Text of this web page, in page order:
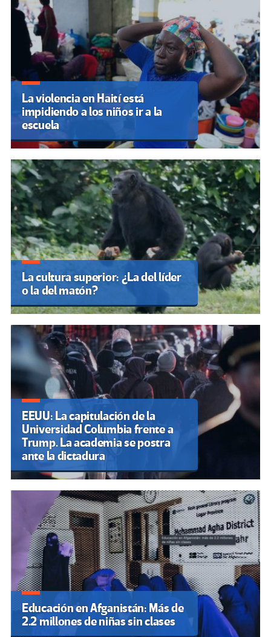
La violencia en Haití está
impidiendo a los niños ir a la
escuela
La cultura superior: ¿La del líder
o la del matón?
EEUU: La capitulación de la
Universidad Columbia frente a
Trump. La academia se postra
ante la dictadura
Educación en Afganistán: Más de
2.2 millones de niñas sin clases